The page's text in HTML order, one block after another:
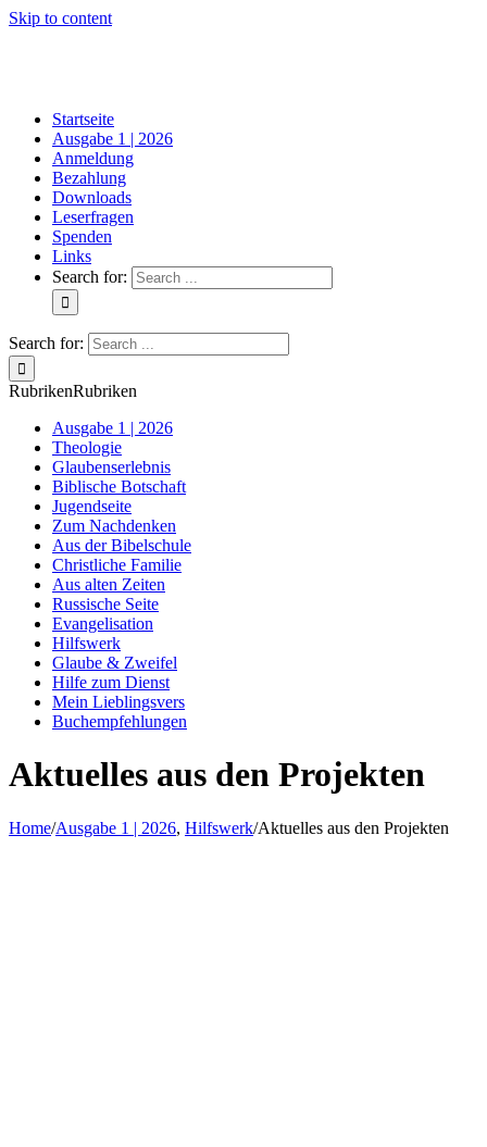
Skip to content
Startseite
Ausgabe 1 | 2026
Anmeldung
Bezahlung
Downloads
Leserfragen
Spenden
Links
Search for:
Search for:
RubrikenRubriken
Ausgabe 1 | 2026
Theologie
Glaubenserlebnis
Biblische Botschaft
Jugendseite
Zum Nachdenken
Aus der Bibelschule
Christliche Familie
Aus alten Zeiten
Russische Seite
Evangelisation
Hilfswerk
Glaube & Zweifel
Hilfe zum Dienst
Mein Lieblingsvers
Buchempfehlungen
Aktuelles aus den Projekten
Home/Ausgabe 1 | 2026, Hilfswerk/Aktuelles aus den Projekten